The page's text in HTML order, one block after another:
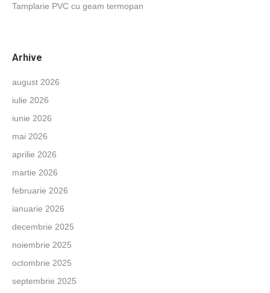
Tamplarie PVC cu geam termopan
Arhive
august 2026
iulie 2026
iunie 2026
mai 2026
aprilie 2026
martie 2026
februarie 2026
ianuarie 2026
decembrie 2025
noiembrie 2025
octombrie 2025
septembrie 2025